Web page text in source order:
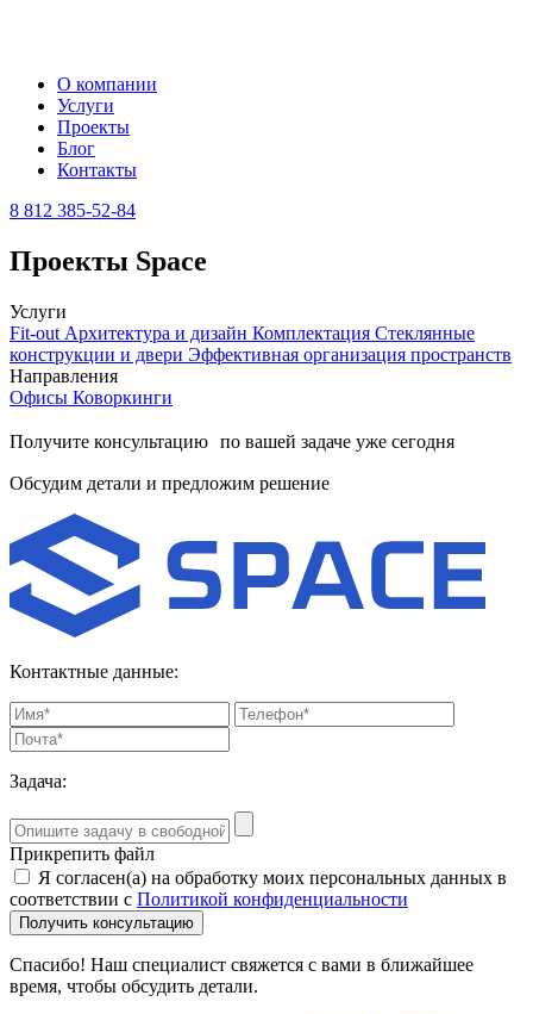
О компании
Услуги
Проекты
Блог
Контакты
8 812 385-52-84
Проекты Space
Услуги
Fit-out Архитектура и дизайн Комплектация Стеклянные
конструкции и двери Эффективная организация пространств
Направления
Офисы Коворкинги
Получите консультацию по вашей задаче уже сегодня
Обсудим детали и предложим решение
Контактные данные:
Задача:
Прикрепить файл
Я согласен(а) на обработку моих персональных данных в
соответствии с Политикой конфиденциальности
Получить консультацию
Спасибо! Наш специалист свяжется с вами в ближайшее
время, чтобы обсудить детали.